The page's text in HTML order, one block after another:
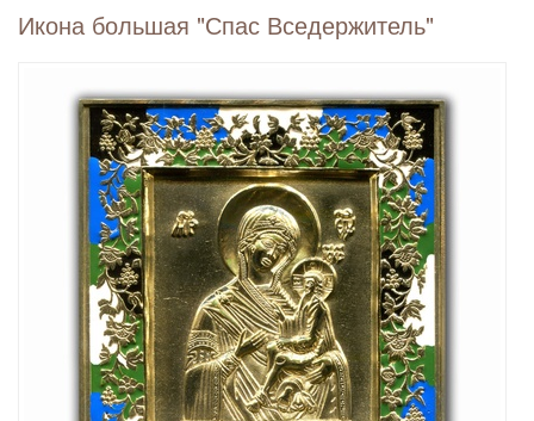
Икона большая "Спас Вседержитель"